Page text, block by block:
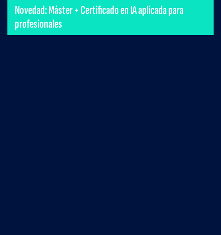
Novedad: Máster + Certificado en IA aplicada para
profesionales